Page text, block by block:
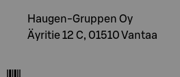
Haugen-Gruppen Oy
Äyritie 12 C, 01510 Vantaa